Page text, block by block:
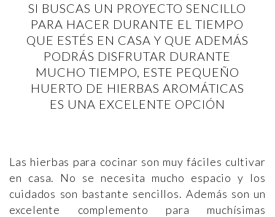
SI BUSCAS UN PROYECTO SENCILLO
PARA HACER DURANTE EL TIEMPO
QUE ESTÉS EN CASA Y QUE ADEMÁS
PODRÁS DISFRUTAR DURANTE
MUCHO TIEMPO, ESTE PEQUEÑO
HUERTO DE HIERBAS AROMÁTICAS
ES UNA EXCELENTE OPCIÓN
Las hierbas para cocinar son muy fáciles cultivar
en casa. No se necesita mucho espacio y los
cuidados son bastante sencillos. Además son un
excelente complemento para muchísimas